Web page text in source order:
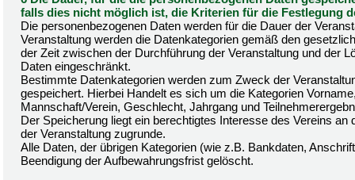
falls dies nicht möglich ist, die Kriterien für die Festlegung
Die personenbezogenen Daten werden für die Dauer der
Veranstaltung werden die Datenkategorien gemäß den
der Zeit zwischen der Durchführung der Veranstaltung und der
Daten eingeschränkt.
Bestimmte Datenkategorien werden zum Zweck der
gespeichert. Hierbei Handelt es sich um die Kategorien
Mannschaft/Verein, Geschlecht, Jahrgang und
Der Speicherung liegt ein berechtigtes Interesse des Vereins
der Veranstaltung zugrunde.
Alle Daten, der übrigen Kategorien (wie z.B. Bankdaten,
Beendigung der Aufbewahrungsfrist gelöscht.